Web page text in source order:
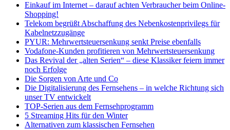
Einkauf im Internet – darauf achten Verbraucher beim Online-
Shopping!
Telekom begrüßt Abschaffung des Nebenkostenprivilegs für
Kabelnetzzugänge
PYUR: Mehrwertsteuersenkung senkt Preise ebenfalls
Vodafone-Kunden profitieren von Mehrwertsteuersenkung
Das Revival der „alten Serien“ – diese Klassiker feiern immer
noch Erfolge
Die Sorgen von Arte und Co
Die Digitalisierung des Fernsehens – in welche Richtung sich
unser TV entwickelt
TOP-Serien aus dem Fernsehprogramm
5 Streaming Hits für den Winter
Alternativen zum klassischen Fernsehen